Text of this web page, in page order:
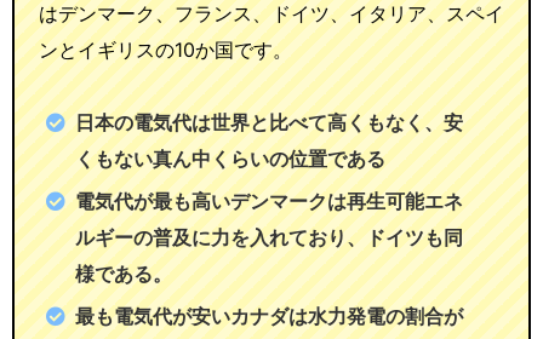
はデンマーク、フランス、ドイツ、イタリア、スペイ
ンとイギリスの10か国です。
日本の電気代は世界と比べて高くもなく、安
くもない真ん中くらいの位置である
電気代が最も高いデンマークは再生可能エネ
ルギーの普及に力を入れており、ドイツも同
様である。
最も電気代が安いカナダは水力発電の割合が